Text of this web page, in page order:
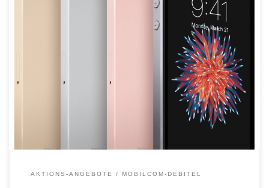
Während die nächste Kältewelle Deutschland fest im Griff hat, friert
mobilcom-debitel den Tiefpreis ein. So auch beim nächsten
Preiskracher: Seit Sonntag gibt es unter www.mobilcom-
debitel.de/preiskracher das Apple iPhone SE zum knackigen
Aktionspreis (idealo.de Bestpreis, Stand 23.01.2017 03:00 Uhr) und
nur für kurze Zeit von nur 449,99 Euro. Das Angebot kommt […]
AKTIONS-ANGEBOTE MOBILCOM-DEBITEL